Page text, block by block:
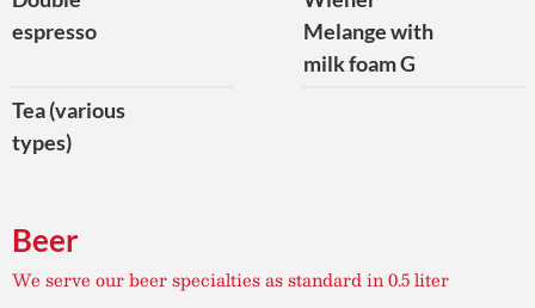
espresso
Melange with
milk foam G
Tea (various
types)
Beer
We serve our beer specialties as standard in 0.5 liter